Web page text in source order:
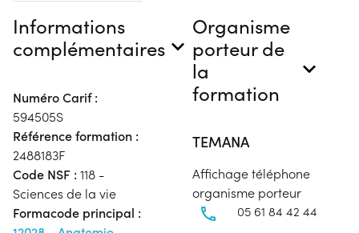
Informations
complémentaires
Numéro Carif :
594505S
Référence formation :
2488183F
Code NSF : 118 -
Sciences de la vie
Formacode principal :
Organisme
porteur de
la
formation
TEMANA
Affichage téléphone
organisme porteur
05 61 84 42 44